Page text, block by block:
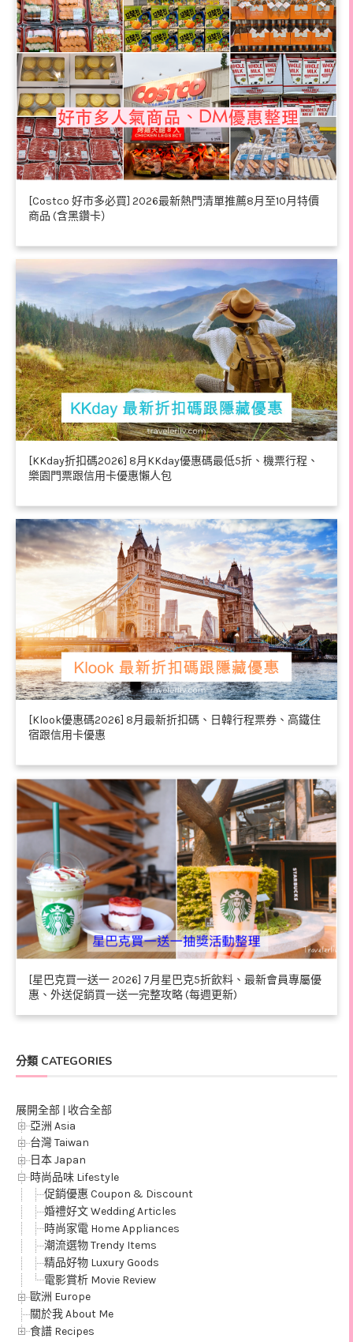
[Costco 好市多必買] 2026最新熱門清單推薦8月至10月特價
商品 (含黑鑽卡）
[KKday折扣碼2026] 8月KKday優惠碼最低5折、機票行程、
樂園門票跟信用卡優惠懶人包
[Klook優惠碼2026] 8月最新折扣碼、日韓行程票券、高鐵住
宿跟信用卡優惠
[星巴克買一送一 2026] 7月星巴克5折飲料、最新會員專屬優
惠、外送促銷買一送一完整攻略 (每週更新)
分類 CATEGORIES
展開全部 | 收合全部
亞洲 Asia
台灣 Taiwan
日本 Japan
時尚品味 Lifestyle
促銷優惠 Coupon & Discount
婚禮好文 Wedding Articles
時尚家電 Home Appliances
潮流選物 Trendy Items
精品好物 Luxury Goods
電影賞析 Movie Review
歐洲 Europe
關於我 About Me
食譜 Recipes